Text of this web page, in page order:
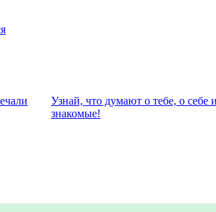
Узнай, что думают о тебе, о себе
знакомые!